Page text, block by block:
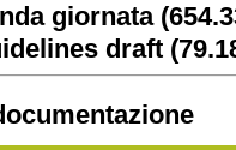
giornata
draft